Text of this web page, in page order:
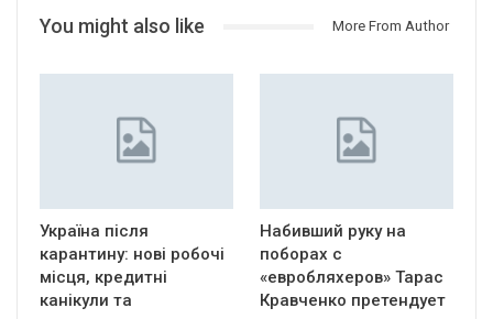
You might also like More From Author
Україна після
карантину: нові робочі
місця, кредитні
канікули та
Набивший руку на
поборах с
«евробляхеров» Тарас
Кравченко претендует